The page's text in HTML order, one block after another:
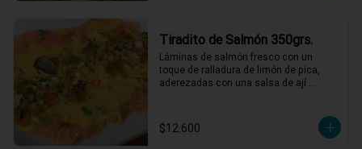
en su presentación completa, salsas o
acompañamientos incluidos.
Tiradito de Salmón 350grs.
Láminas de salmón fresco con un
toque de ralladura de limón de pica,
aderezadas con una salsa de ají
rabanito y menta, junto a mostaza
encurtida agridulce para un contraste
$12.600